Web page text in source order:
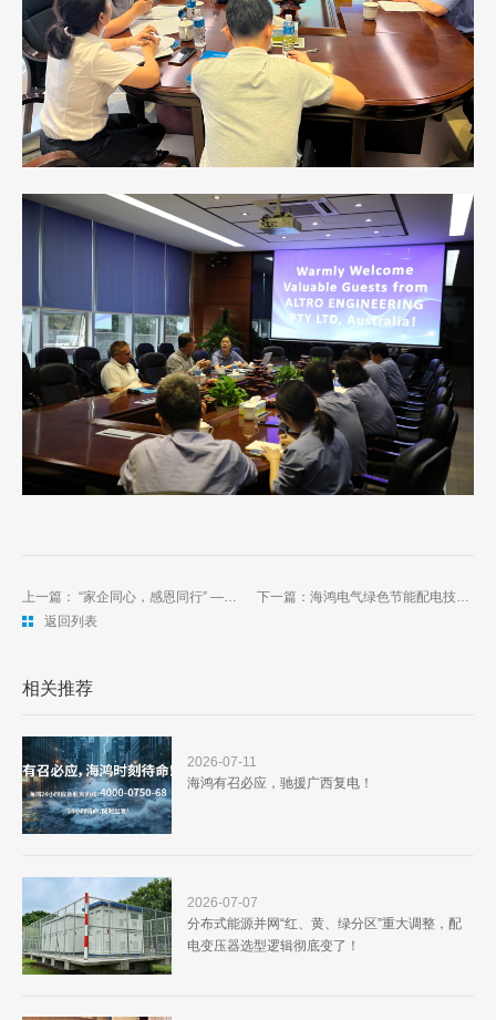
返回列表
相关推荐
2026-07-11
海鸿有召必应，驰援广西复电！
2026-07-07
分布式能源并网“红、黄、绿分区”重大调整，配
电变压器选型逻辑彻底变了！